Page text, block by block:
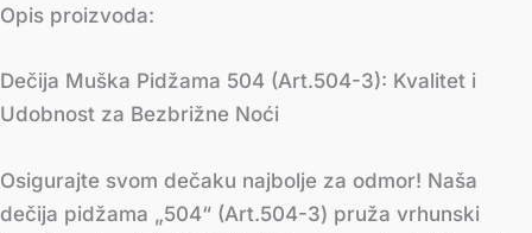
Opis proizvoda:
Dečija Muška Pidžama 504 (Art.504-3): Kvalitet i
Udobnost za Bezbrižne Noći
Osigurajte svom dečaku najbolje za odmor! Naša
dečija pidžama „504“ (Art.504-3) pruža vrhunski